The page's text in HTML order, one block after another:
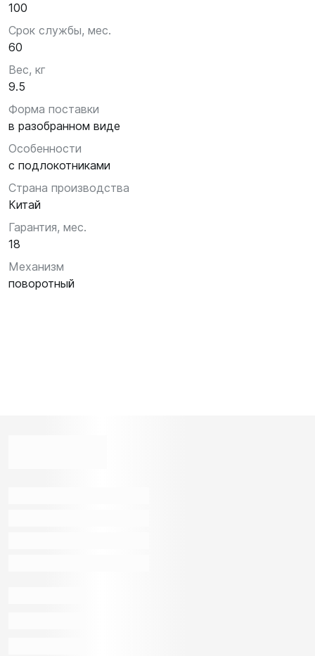
100
Срок службы, мес.
60
Вес, кг
9.5
Форма поставки
в разобранном виде
Особенности
с подлокотниками
Страна производства
Китай
Гарантия, мес.
18
Механизм
поворотный